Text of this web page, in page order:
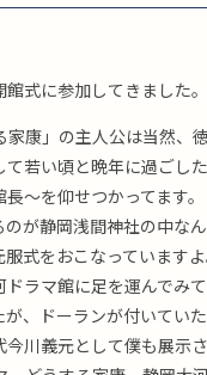
式に参加してきました。
康」の主人公は当然、
若い頃と晩年に過ごし
〜を仰せつかってます。
が静岡浅間神社の中な
式をおこなっていますよ
ラマ館に足を運んで
、ドーランが付いてい
川義元として僕も展示